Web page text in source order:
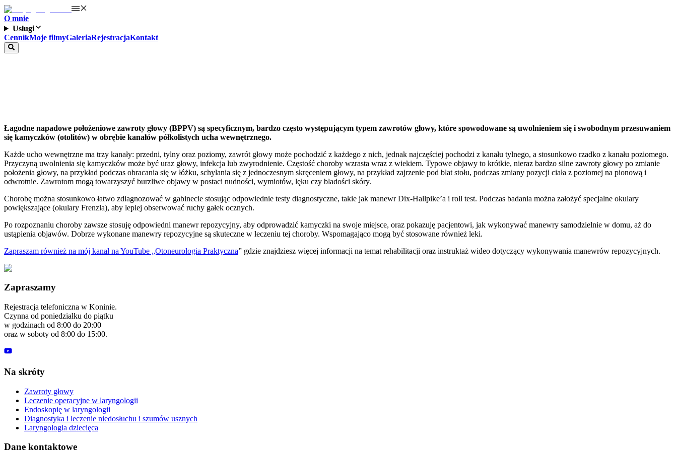
O mnie
Usługi
CennikMoje filmyGaleriaRejestracjaKontakt
Łagodne napadowe położeniowe zawroty głowy (BPPV) są specyficznym, bardzo często występującym typem zawrotów głowy, które spowodowane są uwolnieniem się i swobodnym przesuwaniem
się kamyczków (otolitów) w obrębie kanałów półkolistych ucha wewnętrznego.
Każde ucho wewnętrzne ma trzy kanały: przedni, tylny oraz poziomy, zawrót głowy może pochodzić z każdego z nich, jednak najczęściej pochodzi z kanału tylnego, a stosunkowo rzadko z kanału poziomego.
Przyczyną uwolnienia się kamyczków może być uraz głowy, infekcja lub zwyrodnienie. Częstość choroby wzrasta wraz z wiekiem. Typowe objawy to krótkie, nieraz bardzo silne zawroty głowy po zmianie
położenia głowy, na przykład podczas obracania się w łóżku, schylania się z jednoczesnym skręceniem głowy, na przykład zajrzenie pod blat stołu, podczas zmiany pozycji ciała z poziomej na pionową i
odwrotnie. Zawrotom mogą towarzyszyć burzliwe objawy w postaci nudności, wymiotów, lęku czy bladości skóry.
Chorobę można stosunkowo łatwo zdiagnozować w gabinecie stosując odpowiednie testy diagnostyczne, takie jak manewr Dix-Hallpike’a i roll test. Podczas badania można założyć specjalne okulary
powiększające (okulary Frenzla), aby lepiej obserwować ruchy gałek ocznych.
Po rozpoznaniu choroby zawsze stosuję odpowiedni manewr repozycyjny, aby odprowadzić kamyczki na swoje miejsce, oraz pokazuję pacjentowi, jak wykonywać manewry samodzielnie w domu, aż do
ustąpienia objawów. Dobrze wykonane manewry repozycyjne są skuteczne w leczeniu tej choroby. Wspomagająco mogą być stosowane również leki.
Zapraszam również na mój kanał na YouTube „Otoneurologia Praktyczna” gdzie znajdziesz więcej informacji na temat rehabilitacji oraz instruktaż wideo dotyczący wykonywania manewrów repozycyjnych.
Zapraszamy
Rejestracja telefoniczna w Koninie.
Czynna od poniedziałku do piątku
w godzinach od 8:00 do 20:00
oraz w soboty od 8:00 do 15:00.
Na skróty
Zawroty głowy
Leczenie operacyjne w laryngologii
Endoskopię w laryngologii
Diagnostyka i leczenie niedosłuchu i szumów usznych
Laryngologia dziecięca
Dane kontaktowe